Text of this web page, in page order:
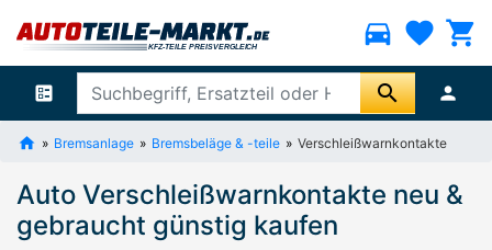
directions_car favorite shopping_cart
ballot search person
Bremsanlage Bremsbeläge & -teile Verschleißwarnkontakte
Auto Verschleißwarnkontakte neu &
gebraucht günstig kaufen